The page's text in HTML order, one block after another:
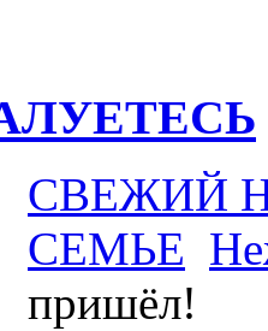
СВЕЖИЙ
СЕМЬЕ
пришёл!